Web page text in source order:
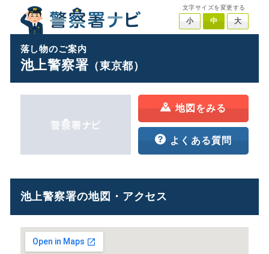
文字サイズを変更する
小 中 大
落し物のご案内
池上警察署（東京都）
地図をみる
よくある質問
池上警察署の地図・アクセス